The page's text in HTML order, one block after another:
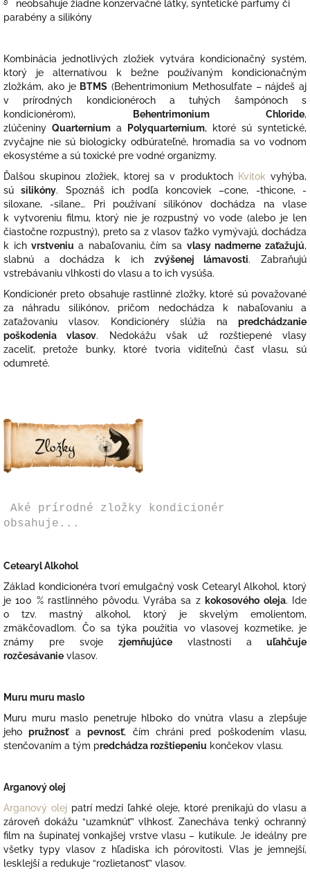
࿔ neobsahuje žiadne konzervačné látky, syntetické parfumy či
parabény a silikóny
Kombinácia jednotlivých zložiek vytvára kondicionačný systém,
ktorý je alternatívou k bežne používaným kondicionačným
zložkám, ako je BTMS (Behentrimonium Methosulfate – nájdeš aj
v prírodných kondicionéroch a tuhých šampónoch s
kondicionérom),
Behentrimonium Chloride,
zlúčeniny Quarternium a Polyquarternium, ktoré sú syntetické,
zvyčajne nie sú biologicky odbúrateľné, hromadia sa vo vodnom
ekosystéme a sú toxické pre vodné organizmy.
Ďalšou skupinou zložiek, ktorej sa v produktoch Kvitok vyhýba,
sú
silikóny. Spoznáš ich podľa koncoviek –cone, -thicone, -
siloxane, -silane… Pri používaní silikónov dochádza na vlase
k vytvoreniu filmu, ktorý nie je rozpustný vo vode (alebo je len
čiastočne rozpustný), preto sa z vlasov ťažko vymývajú, dochádza
k ich vrstveniu a nabaľovaniu, čím sa vlasy nadmerne zaťažujú,
slabnú a dochádza k ich
zvýšenej lámavosti. Zabraňujú
vstrebávaniu vlhkosti do vlasu a to ich vysúša.
Kondicionér preto obsahuje rastlinné zložky, ktoré sú považované
za náhradu silikónov, pričom nedochádza k nabaľovaniu a
zaťažovaniu vlasov. Kondicionéry slúžia na
predchádzanie
poškodenia vlasov. Nedokážu však už rozštiepené vlasy
zaceliť, pretože bunky, ktoré tvoria viditeľnú časť vlasu, sú
odumreté.
Aké prírodné zložky kondicionér
obsahuje...
Cetearyl Alkohol
Základ kondicionéra tvorí emulgačný vosk Cetearyl Alkohol, ktorý
je 100 % rastlinného pôvodu. Vyrába sa z kokosového oleja. Ide
o tzv. mastný alkohol, ktorý je skvelým emolientom,
zmäkčovadlom. Čo sa týka použitia vo vlasovej kozmetike, je
známy pre svoje
zjemňujúce vlastnosti a uľahčuje
rozčesávanie vlasov.
Muru muru maslo
Muru muru maslo penetruje hlboko do vnútra vlasu a zlepšuje
jeho pružnosť apevnosť, čím chráni pred poškodením vlasu,
stenčovaním a tým predchádza rozštiepeniu končekov vlasu.
Arganový olej
Arganový olej patrí medzi ľahké oleje, ktoré prenikajú do vlasu a
zároveň dokážu “uzamknúť” vlhkosť. Zanecháva tenký ochranný
film na šupinatej vonkajšej vrstve vlasu – kutikule. Je ideálny pre
všetky typy vlasov z hľadiska ich pórovitosti. Vlas je jemnejší,
lesklejší a redukuje “rozlietanosť” vlasov.